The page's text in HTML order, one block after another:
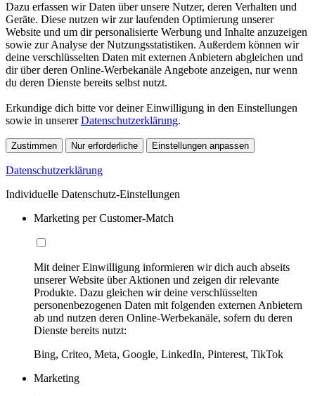
Dazu erfassen wir Daten über unsere Nutzer, deren Verhalten und
Geräte. Diese nutzen wir zur laufenden Optimierung unserer
Website und um dir personalisierte Werbung und Inhalte anzuzeigen
sowie zur Analyse der Nutzungsstatistiken. Außerdem können wir
deine verschlüsselten Daten mit externen Anbietern abgleichen und
dir über deren Online-Werbekanäle Angebote anzeigen, nur wenn
du deren Dienste bereits selbst nutzt.
Erkundige dich bitte vor deiner Einwilligung in den Einstellungen
sowie in unsererDatenschutzerklärung.
Zustimmen Nur erforderliche Einstellungen anpassen
Datenschutzerklärung
Individuelle Datenschutz-Einstellungen
Marketing per Customer-Match
Mit deiner Einwilligung informieren wir dich auch abseits
unserer Website über Aktionen und zeigen dir relevante
Produkte. Dazu gleichen wir deine verschlüsselten
personenbezogenen Daten mit folgenden externen Anbietern
ab und nutzen deren Online-Werbekanäle, sofern du deren
Dienste bereits nutzt:
Bing, Criteo, Meta, Google, LinkedIn, Pinterest, TikTok
Marketing